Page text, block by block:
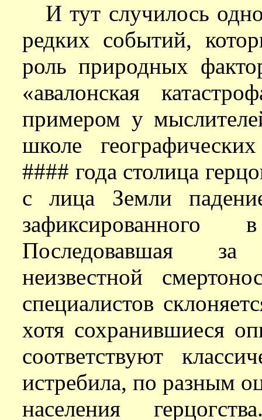
И тут случилось
редких событий,
роль природных
«авалонская
примером у
школе
#### года столица
с лица Земли
Последовавшая
неизвестной
специалистов
хотя сохранившиеся
соответствуют
истребила, по разным
населения